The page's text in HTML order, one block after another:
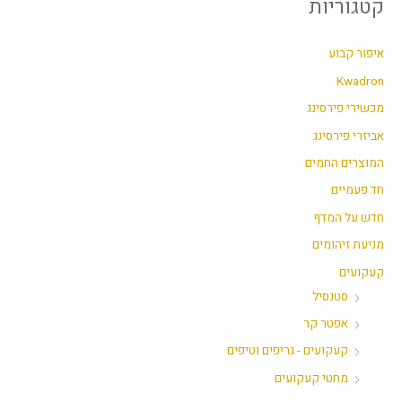
נ
י
קטגוריות
איפור קבוע
Kwadron
מכשירי פירסינג
אביזרי פירסינג
המוצרים החמים
חד פעמיים
חדש על המדף
מניעת זיהומים
קעקועים
סטנסיל
אפטר קר
קעקועים - גריפים וטיפים
מחטי קעקועים